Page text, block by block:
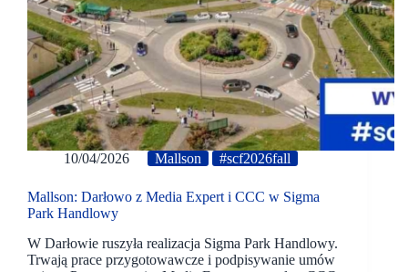
10/04/2026 Mallson #scf2026fall
Mallson: Darłowo z Media Expert i CCC w Sigma
Park Handlowy
W Darłowie ruszyła realizacja Sigma Park Handlowy.
Trwają prace przygotowawcze i podpisywanie umów